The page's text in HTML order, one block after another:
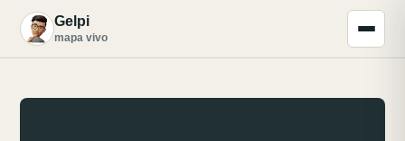
G Gelpi
mapa vivo